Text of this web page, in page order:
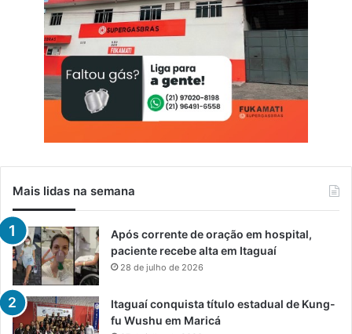
Mais lidas na semana
Após corrente de oração em hospital,
paciente recebe alta em Itaguaí
28 de julho de 2026
Itaguaí conquista título estadual de Kung-
fu Wushu em Maricá